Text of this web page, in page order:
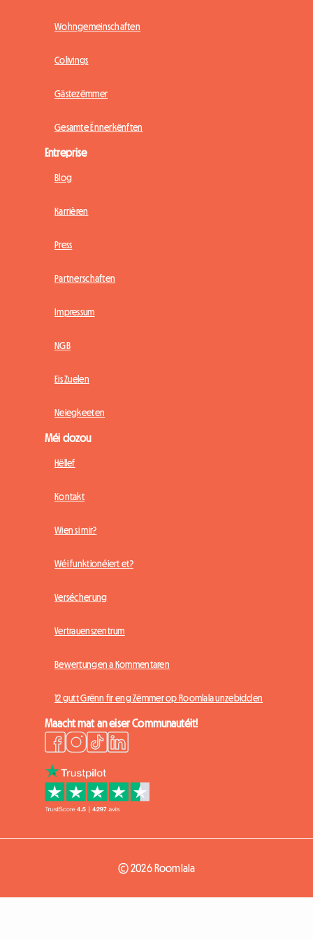
Wohngemeinschaften
Colivings
Gästezëmmer
Gesamte Ënnerkënften
Entreprise
Blog
Karrièren
Press
Partnerschaften
Impressum
NGB
Eis Zuelen
Neiegkeeten
Méi dozou
Hëllef
Kontakt
Wien si mir?
Wéi funktionéiert et?
Versécherung
Vertrauenszentrum
Bewertungen a Kommentaren
12 gutt Grënn fir eng Zëmmer op Roomlala unzebidden
Maacht mat an eiser Communautéit!
© 2026 Roomlala